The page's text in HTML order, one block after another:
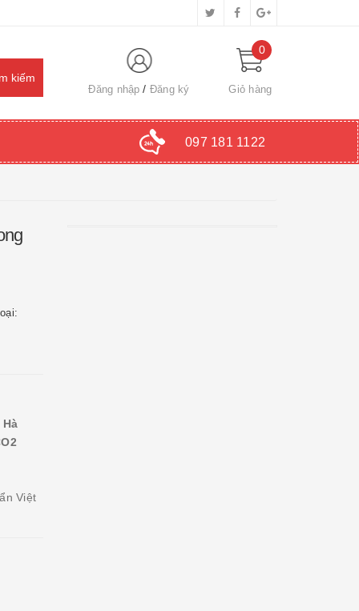
Đăng nhập Đăng ký
0
Giỏ hàng
097 181 1122
Việt